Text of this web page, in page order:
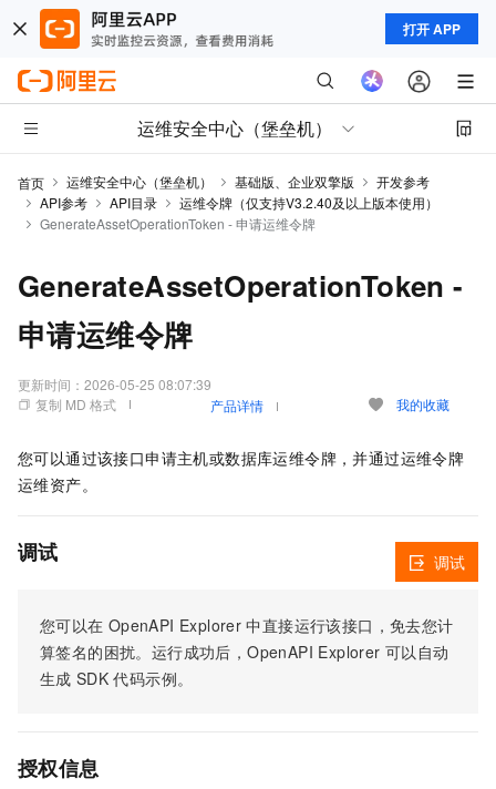
打开 APP
运维安全中心（堡垒机）
首页 运维安全中心（堡垒机） 基础版、企业双擎版
开发参考
API参考
API目录
运维令牌（仅支持V3.2.40及以上版本使用）
GenerateAssetOperationToken - 申请运维令牌
GenerateAssetOperationToken -
申请运维令牌
更新时间： 2026-05-25 08:07:39
复制 MD 格式
产品详情 我的收藏
您可以通过该接口申请主机或数据库运维令牌，并通过运维令牌
运维资产。
调试
您可以在 OpenAPI Explorer 中直接运行该接口，免去您计
算签名的困扰。运行成功后，OpenAPI Explorer 可以自动
生成 SDK 代码示例。
调试
授权信息